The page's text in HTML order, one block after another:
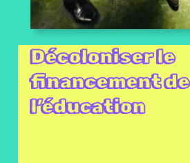
Décoloniser le
financement de
l’éducation